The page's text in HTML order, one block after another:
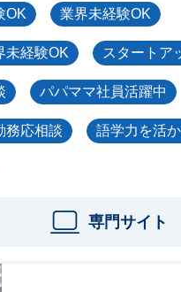
OK 業界未経験OK
未経験OK スタートア
パパママ社員活躍中
務応相談 語学力を活
専門サイト